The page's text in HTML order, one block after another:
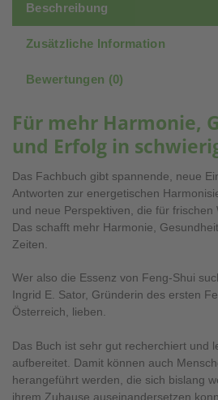
Beschreibung
Zusätzliche Information
Bewertungen (0)
Für mehr Harmonie,
und Erfolg in
Das Fachbuch gibt spannende, neue
Antworten zur energetischen
und neue Perspektiven, die für frischen
Das schafft mehr Harmonie,
Zeiten.
Wer also die Essenz von Feng-Shui
Ingrid E. Sator, Gründerin des ersten
Österreich, lieben.
Das Buch ist sehr gut recherchiert und
aufbereitet. Damit können auch
herangeführt werden, die sich bislang
ihrem Zuhause auseinandersetzen